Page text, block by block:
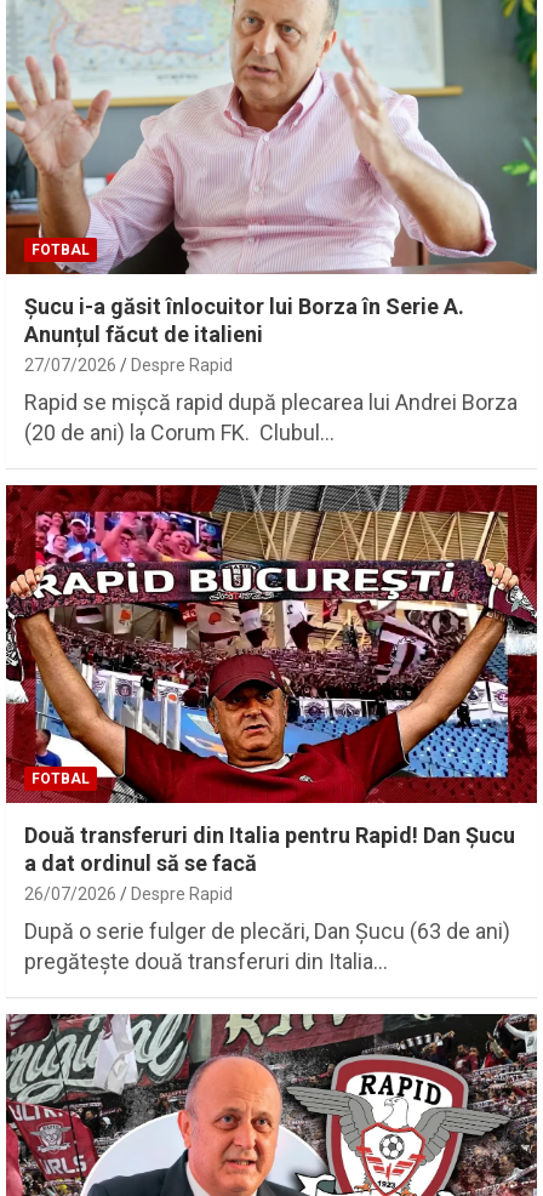
FOTBAL
Șucu i-a găsit înlocuitor lui Borza în Serie A.
Anunțul făcut de italieni
27/07/2026 Despre Rapid
Rapid se mișcă rapid după plecarea lui Andrei Borza
(20 de ani) la Corum FK. Clubul…
FOTBAL
Două transferuri din Italia pentru Rapid! Dan Șucu
a dat ordinul să se facă
26/07/2026 Despre Rapid
După o serie fulger de plecări, Dan Șucu (63 de ani)
pregătește două transferuri din Italia…